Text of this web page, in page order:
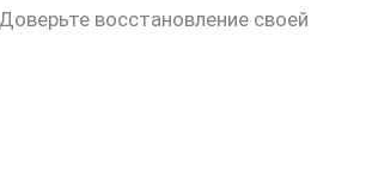
восстановление своей